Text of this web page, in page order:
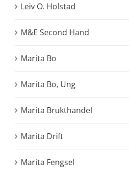
Leiv O. Holstad
M&E Second Hand
Marita Bo
Marita Bo, Ung
Marita Brukthandel
Marita Drift
Marita Fengsel